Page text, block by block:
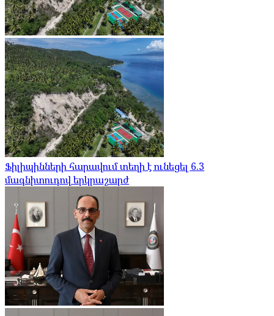
Ֆիլիպինների հարավում տեղի է ունեցել 6.3
մագնիտուդով երկրաշարժ